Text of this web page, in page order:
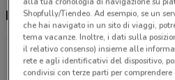
Negozi Vileda a Avola
Via Generale Carlo
761 m
APERTO
Shopfully/Tiendeo. Ad esempio, se un
che hai navigato in un sito di viaggi,
tema vacanze. Inoltre, i dati sulla
il relativo consenso) insieme alle
rete e agli identificativi del dispositivo,
condivisi con terze parti per